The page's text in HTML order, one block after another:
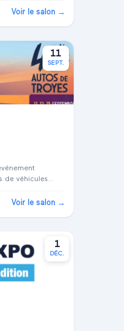
est trad...
Voir le salon →
11
SEPT.
de véhicules
attire des
Voir le salon →
1
DÉC.